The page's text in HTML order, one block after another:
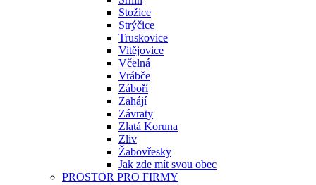
Stožice
Strýčice
Truskovice
Vitějovice
Včelná
Vrábče
Záboří
Zahájí
Závraty
Zlatá Koruna
Zliv
Žabovřesky
Jak zde mít svou obec
PROSTOR PRO FIRMY